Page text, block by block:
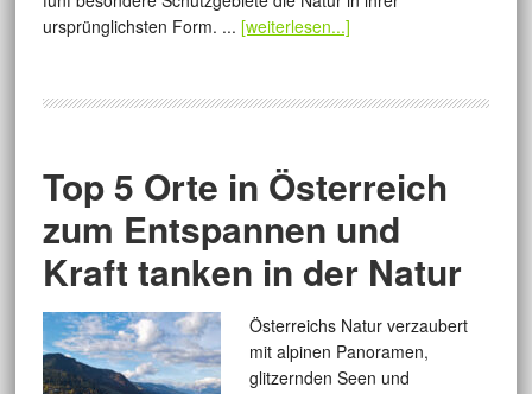
ursprünglichsten Form. ... [weiterlesen...]
Top 5 Orte in Österreich
zum Entspannen und
Kraft tanken in der Natur
Österreichs Natur verzaubert
mit alpinen Panoramen,
glitzernden Seen und